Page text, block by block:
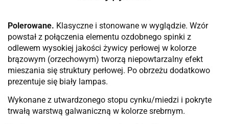
Polerowane. Klasyczne i stonowane w wyglądzie. Wzór
powstał z połączenia elementu ozdobnego spinki z
odlewem wysokiej jakości żywicy perłowej w kolorze
brązowym (orzechowym) tworzą niepowtarzalny efekt
mieszania się struktury perłowej. Po obrzeżu dodatkowo
prezentuje się biały lampas.
Wykonane z utwardzonego stopu cynku/miedzi i pokryte
trwałą warstwą galwaniczną w kolorze srebrnym.